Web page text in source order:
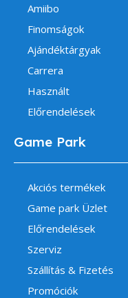
Amiibo
Finomságok
Ajándéktárgyak
Carrera
Használt
Előrendelések
Game Park
Akciós termékek
Game park Üzlet
Előrendelések
Szerviz
Szállítás & Fizetés
Promóciók